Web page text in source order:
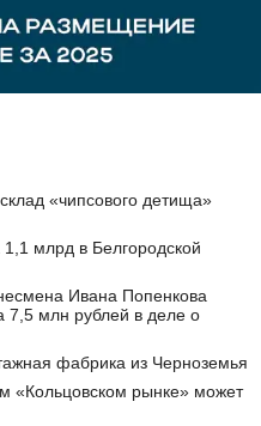
«чипсового детища»
млрд в Белгородской
Ивана Попенкова
7,5 млн рублей в деле о
фабрика из Черноземья
«Кольцовском рынке» может